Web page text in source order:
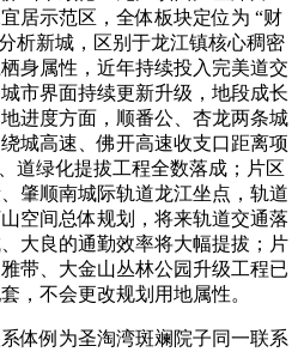
居示范区，全体板块定位为 “财
析新城，区别于龙江镇核心稠密
身属性，近年持续投入完美道交
市界面持续更新升级，地段成长
进度方面，顺番公、杏龙两条城
城高速、佛开高速收支口距离项
道绿化提拔工程全数落成；片区
肇顺南城际轨道龙江坐点，轨道
空间总体规划，将来轨道交通落
大良的通勤效率将大幅提拔；片
带、大金山丛林公园升级工程已
，不会更改规划用地属性。
例为圣淘湾斑斓院子同一联系